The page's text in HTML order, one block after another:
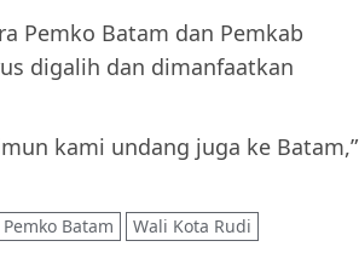
Pemko Batam dan Pemkab
digalih dan dimanfaatkan
kami undang juga ke Batam,”
Pemko Batam Wali Kota Rudi